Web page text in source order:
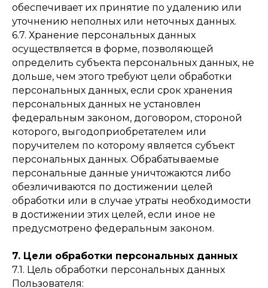
обеспечивает их принятие по удалению или
уточнению неполных или неточных данных.
6.7. Хранение персональных данных
осуществляется в форме, позволяющей
определить субъекта персональных данных, не
дольше, чем этого требуют цели обработки
персональных данных, если срок хранения
персональных данных не установлен
федеральным законом, договором, стороной
которого, выгодоприобретателем или
поручителем по которому является субъект
персональных данных. Обрабатываемые
персональные данные уничтожаются либо
обезличиваются по достижении целей
обработки или в случае утраты необходимости
в достижении этих целей, если иное не
предусмотрено федеральным законом.
7. Цели обработки персональных данных
7.1. Цель обработки персональных данных
Пользователя: